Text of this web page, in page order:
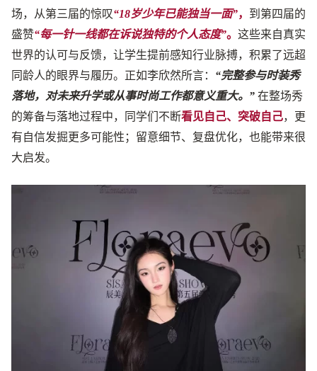
场，从第三届的惊叹“18岁少年已能独当一面”， 到第四届的
盛赞“每一针一线都在诉说独特的个人态度”。 这些来自真实
世界的认可与反馈，让学生提前感知行业脉搏，积累了远超
同龄人的眼界与履历。正如李欣然所言： “完整参与时装秀
落地，对未来升学或从事时尚工作都意义重大。” 在整场秀
的筹备与落地过程中，同学们不断看见自己、突破自己，更
有自信发掘更多可能性；留意细节、复盘优化，也能带来很
大启发。